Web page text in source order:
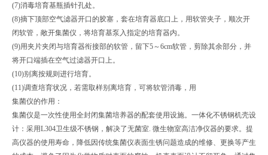
(7)消毒培育基瓶插针孔处。
(8)摘下顶部空气滤器开口的胶塞，套在培育器底口上，用软管夹子，顺次开
闭软管，敞开集菌仪，将培育基泵入指定的培育器内。
(9)用夹片夹闭与培育器衔接部的软管，留下5～6cm软管，剪除其余部分，并
将开口端插在空气过滤器开口上。
(10)别离按规则进行培育。
(11)调查培育状况，若需取样别离培育，可将软管消毒，用
集菌仪的作用：
集菌仪是一次性使用全封闭集菌培养器的配套使用设施。一体化不锈钢机壳设
计：采用L304卫生级不锈钢，解决了无菌室. 微生物室高洁净仪器的要求。提
高仪器的使用寿命，降低因传统集菌仪表面生锈问题造成的维修、更换等产生